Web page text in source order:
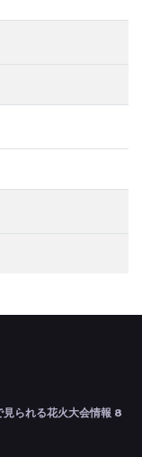
見られる花火大会情報 8